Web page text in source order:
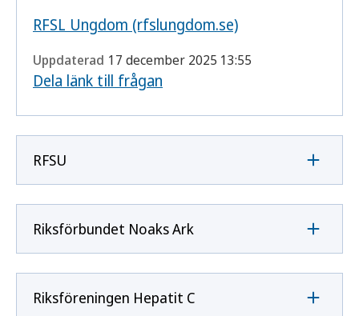
RFSL Ungdom (rfslungdom.se)
Uppdaterad 17 december 2025 13:55
Dela länk till frågan
RFSU
Riksförbundet Noaks Ark
Riksföreningen Hepatit C